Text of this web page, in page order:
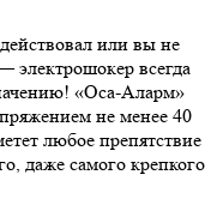
или вы не
электрошокер всегда
«Оса-Аларм»
не менее 40
любое препятствие
даже самого крепкого